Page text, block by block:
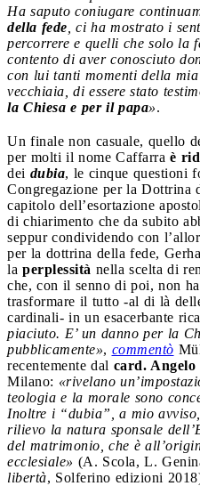
Ha saputo coniugare
della fede , ci ha mostrato i
percorrere e quelli che solo la
contento di aver conosciuto
con lui tanti momenti della
vecchiaia, di essere stato
la Chiesa e per il papa».
Un finale non casuale, quello
per molti il nome Caffarra è
dei dubia, le cinque questioni
Congregazione per la Dottrina
capitolo dell’esortazione
di chiarimento che da subito
seppur condividendo con
per la dottrina della fede,
la perplessità nella scelta di
che, con il senno di poi, non
trasformare il tutto -al di là
cardinali- in un esacerbante
piaciuto. E’ un danno per la
pubblicamente», commentò
recentemente dal card. Angelo
Milano: «rivelano
teologia e la morale sono
Inoltre i “dubia”, a mio
rilievo la natura sponsale
del matrimonio, che è
ecclesiale» (A. Scola, L.
libertà, Solferino edizioni